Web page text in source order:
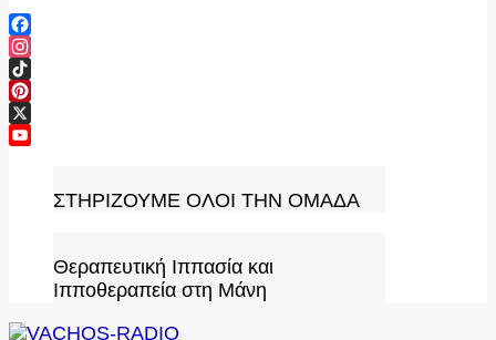
Facebook
Instagram
TikTok
Pinterest
X
ΣΤΗΡΙΖΟΥΜΕ ΟΛΟΙ ΤΗΝ ΟΜΑΔΑ
Θεραπευτική Ιππασία και
Ιπποθεραπεία στη Μάνη